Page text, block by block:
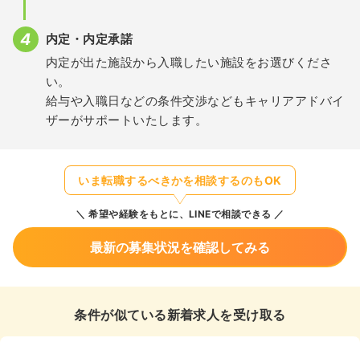
内定・内定承諾
内定が出た施設から入職したい施設をお選びくださ
い。
給与や入職日などの条件交渉などもキャリアアドバイ
ザーがサポートいたします。
いま転職するべきかを相談するのもOK
希望や経験をもとに、LINEで相談できる
最新の募集状況を確認してみる
条件が似ている新着求人を受け取る